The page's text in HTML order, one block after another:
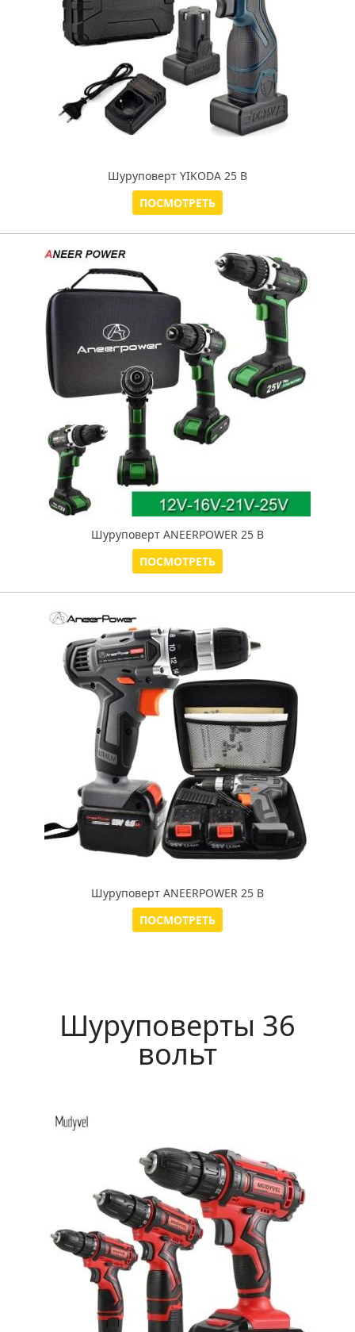
Шуруповерт YIKODA 25 В
ПОСМОТРЕТЬ
Шуруповерт ANEERPOWER 25 В
ПОСМОТРЕТЬ
Шуруповерт ANEERPOWER 25 В
ПОСМОТРЕТЬ
Шуруповерты 36
вольт